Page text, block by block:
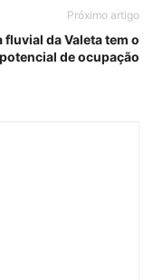
Próximo artigo
fluvial da Valeta tem o
de ocupação